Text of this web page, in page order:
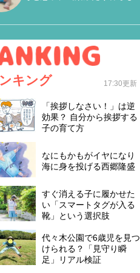
キング 17:30更新
「挨拶しなさい！」は逆
効果？ 自分から挨拶する
子の育て方
なにもかもがイヤになり
海に身を投げる西郷隆盛
すぐ消える子に履かせた
い「スマートタグが入る
靴」という選択肢
代々木公園で6歳児を見つ
けられる？「見守り瞬
足」リアル検証